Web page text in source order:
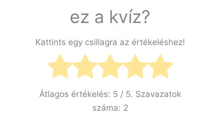
ez a kvíz?
Kattints egy csillagra az értékeléshez!
Átlagos értékelés: 5 / 5. Szavazatok
száma: 2